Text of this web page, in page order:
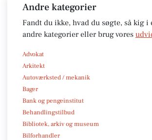
Andre kategorier
Fandt du ikke, hvad du søgte, så kig i
andre kategorier eller brug vores
Advokat
Arkitekt
Autoværksted / mekanik
Bager
Bank og pengeinstitut
Behandlingstilbud
Bibliotek, arkiv og museum
Bilforhandler